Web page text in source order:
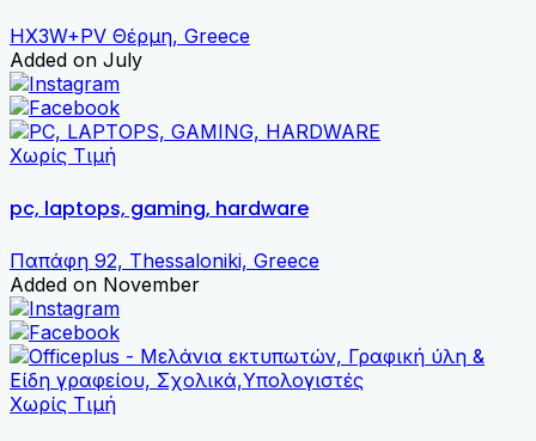
HX3W+PV Θέρμη, Greece
Added on July
Χωρίς Τιμή
pc, laptops, gaming, hardware
Παπάφη 92, Thessaloniki, Greece
Added on November
Χωρίς Τιμή